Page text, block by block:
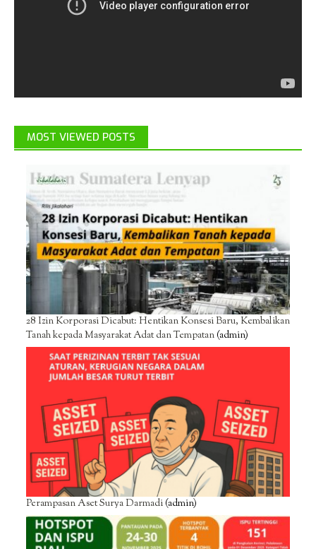
MOST VIEWED POSTS
28 Izin Korporasi Dicabut: Hentikan Konsesi Baru, Kembalikan
Tanah kepada Masyarakat Adat dan Tempatan(admin)
Perampasan Aset Surya Darmadi(admin)